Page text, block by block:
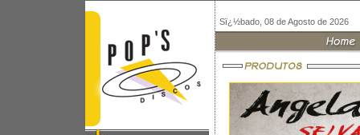
Sï¿½bado, 08 de Agosto de 2026